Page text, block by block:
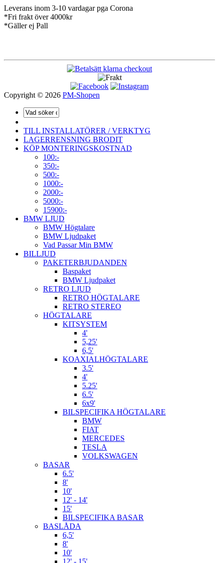
Leverans inom 3-10 vardagar pga Corona
*Fri frakt över 4000kr
*Gäller ej Pall
Copyright © 2026 PM-Shopen
TILL INSTALLATÖRER / VERKTYG
LAGERRENSNING BRODIT
KÖP MONTERINGSKOSTNAD
100:-
350:-
500:-
1000:-
2000:-
5000:-
15900:-
BMW LJUD
BMW Högtalare
BMW Ljudpaket
Vad Passar Min BMW
BILLJUD
PAKETERBJUDANDEN
Baspaket
BMW Ljudpaket
RETRO LJUD
RETRO HÖGTALARE
RETRO STEREO
HÖGTALARE
KITSYSTEM
4'
5,25'
6,5'
KOAXIALHÖGTALARE
3.5'
4'
5.25'
6.5'
6x9'
BILSPECIFIKA HÖGTALARE
BMW
FIAT
MERCEDES
TESLA
VOLKSWAGEN
BASAR
6.5'
8'
10'
12' - 14'
15'
BILSPECIFIKA BASAR
BASLÅDA
6,5'
8'
10'
12' - 15'